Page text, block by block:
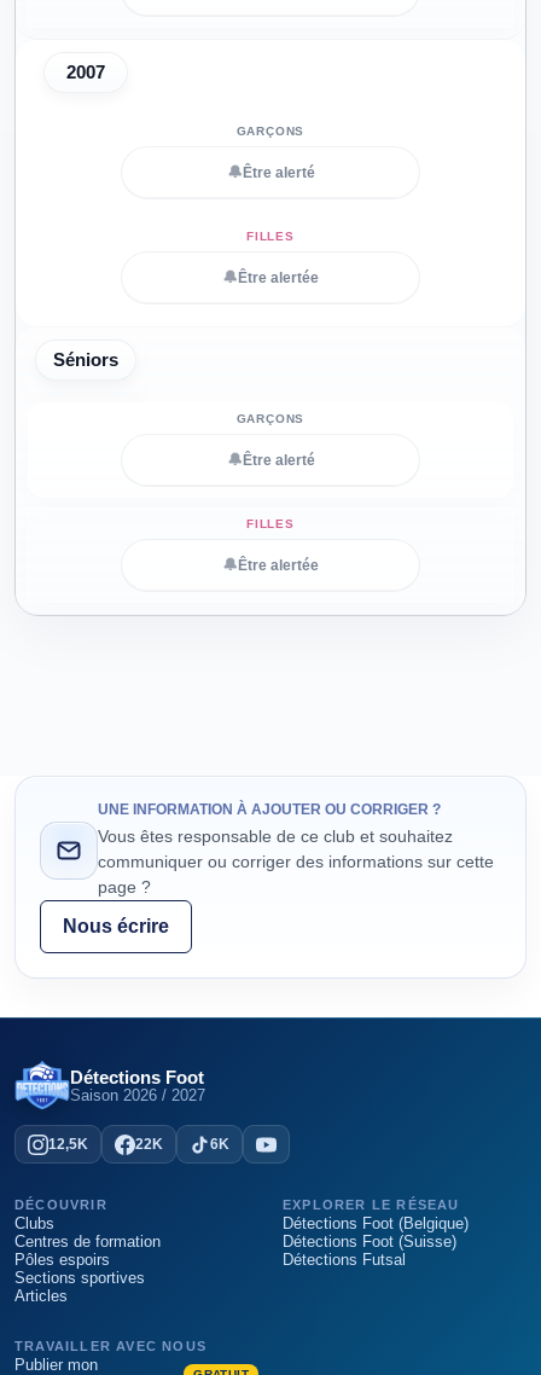
2007
🔔 Être alerté
🔔 Être alertée
Séniors
🔔 Être alerté
🔔 Être alertée
UNE INFORMATION À AJOUTER OU CORRIGER ?
Vous êtes responsable de ce club et souhaitez
communiquer ou corriger des informations sur cette
page ?
Nous écrire
Détections Foot
Saison 2026 / 2027
12,5K 22K 6K
DÉCOUVRIR
Clubs
Centres de formation
Pôles espoirs
Sections sportives
Articles
EXPLORER LE RÉSEAU
Détections Foot (Belgique)
Détections Foot (Suisse)
Détections Futsal
TRAVAILLER AVEC NOUS
Publier mon